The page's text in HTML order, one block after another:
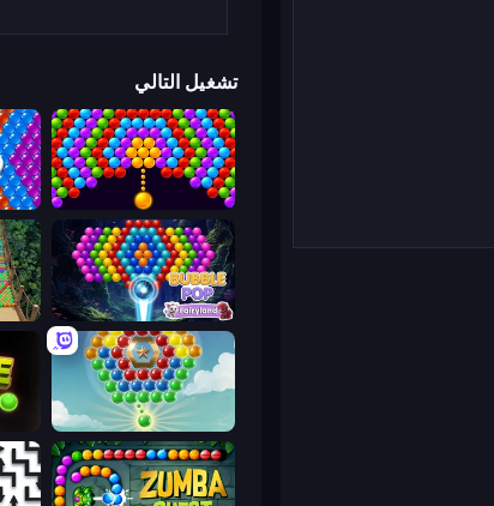
تشغيل التالي
Bubble Story
Blast
Bubble Pop Fairyland
Fall
Little Fox: Bubble Spinner Pop